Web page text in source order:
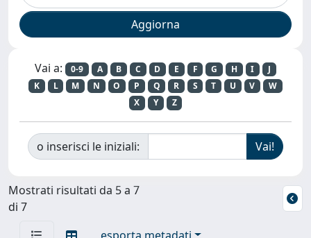
Vai a: 0-9 A B C D E F G H I
J
K
L M N O P Q R S T U V
W
X
Y Z
o inserisci le iniziali:
Mostrati risultati da 5 a 7
di 7
esporta metadati